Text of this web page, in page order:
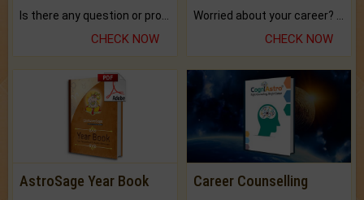
CHECK NOW CHECK NOW
AstroSage Year Book Career Counselling